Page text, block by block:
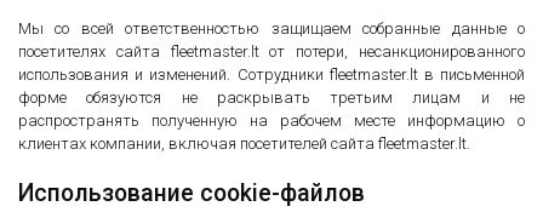
Мы со всей ответственностью защищаем собранные данные о
посетителях сайта fleetmaster.lt от потери, несанкционированного
использования и изменений. Сотрудники fleetmaster.lt в письменной
форме обязуются не раскрывать третьим лицам и не
распространять полученную на рабочем месте информацию о
клиентах компании, включая посетителей сайта fleetmaster.lt.
Использование cookie-файлов